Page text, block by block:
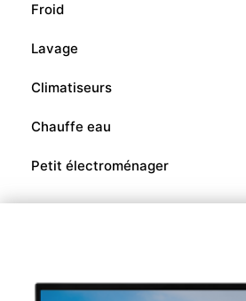
Froid
Lavage
Climatiseurs
Chauffe eau
Petit électroménager